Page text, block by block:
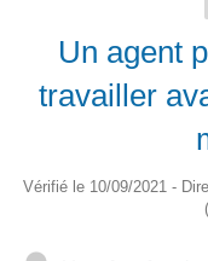
Un agent
travailler
Vérifié le 10/09/2021 -